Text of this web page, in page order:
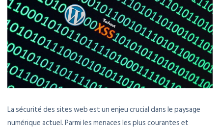
La sécurité des sites web est un enjeu crucial dans le paysage
numérique actuel. Parmi les menaces les plus courantes et